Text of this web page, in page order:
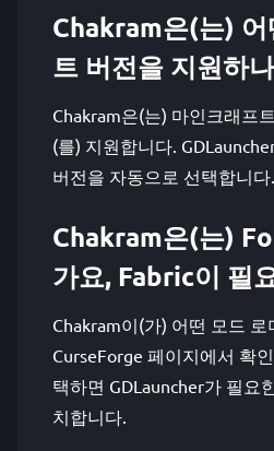
Chakram은(는)
트 버전을 지원하
Chakram은(는) 마인크래프
(를) 지원합니다.
버전을 자동으로 선택합니다.
Chakram은(는)
가요, Fabric이 필
Chakram이(가) 어떤 모드
CurseForge 페이지에서 확
택하면 GDLauncher가 필요
치합니다.